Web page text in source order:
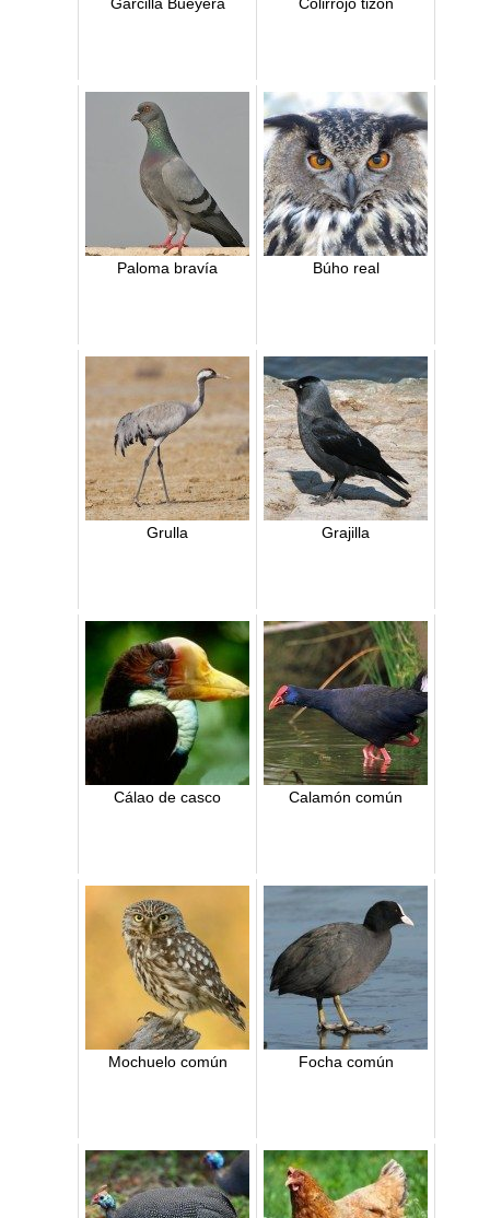
Paloma bravía Búho real
Grulla Grajilla
Cálao de casco Calamón común
Mochuelo común Focha común